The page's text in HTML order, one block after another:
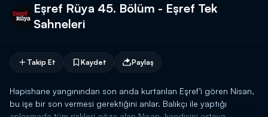
Eşref Rüya 45. Bölüm - Eşref Tek
Sahneleri
Takip Et Kaydet Paylaş
Hapishane yangınından son anda kurtarılan Eşref’i gören Nisan,
bu işe bir son vermesi gerektiğini anlar. Balıkçı ile yaptığı